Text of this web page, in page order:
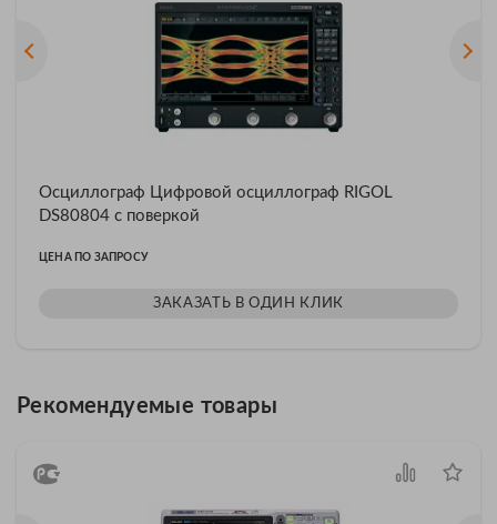
Осциллограф Цифровой осциллограф RIGOL
DS80804 с поверкой
ЦЕНА ПО ЗАПРОСУ
ЗАКАЗАТЬ В ОДИН КЛИК
Рекомендуемые товары